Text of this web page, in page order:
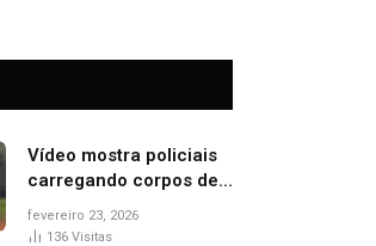
Vídeo mostra policiais
carregando corpos de
suspeitos mortos em
confronto dentro de
fevereiro 23, 2026
136 Visitas